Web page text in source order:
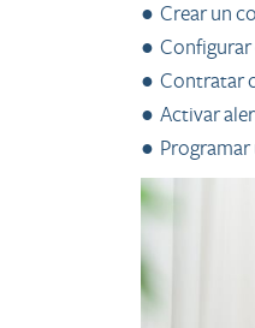
● Crear un
● Configurar
● Contratar
● Activar
● Programar